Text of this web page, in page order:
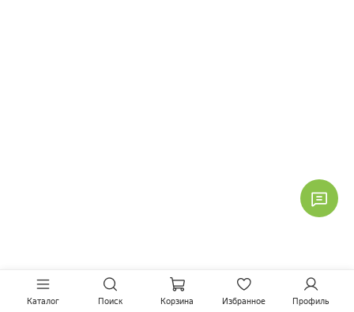
Каталог Поиск Корзина Избранное Профиль